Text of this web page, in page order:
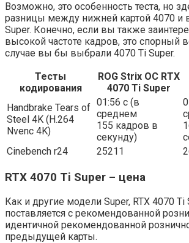
Возможно, это особенность теста, но
разницы между нижней картой 4070 и
Super. Конечно, если вы также
высокой частоте кадров, это спорный
случае вы бы выбрали 4070 Ti Super.
Тесты
кодирования
ROG Strix OC RTX
4070 Ti Super
Handbrake Tears of
Steel 4K (H.264
Nvenc 4K)
01:56 с (в
среднем
155 кадров в
секунду)
Cinebench r24
25211
RTX 4070 Ti Super – цена
Как и другие модели Super, RTX 4070 Ti
поставляется с рекомендованной
идентичной рекомендованной
предыдущей карты.